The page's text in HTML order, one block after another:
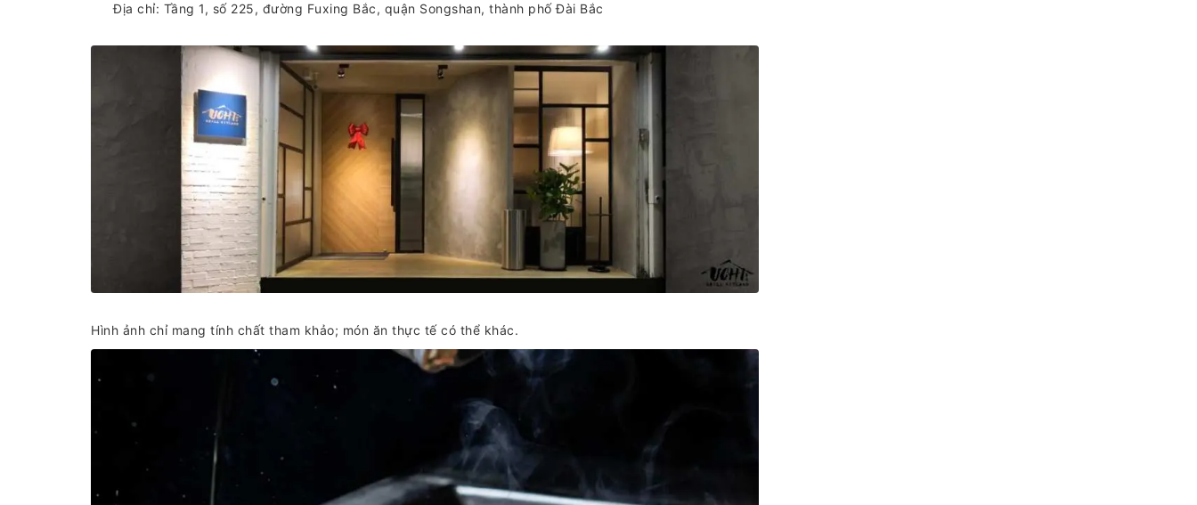
Địa chỉ: Tầng 1, số 225, đường Fuxing Bắc, quận Songshan, thành phố Đài Bắc
Hình ảnh chỉ mang tính chất tham khảo; món ăn thực tế có thể khác.